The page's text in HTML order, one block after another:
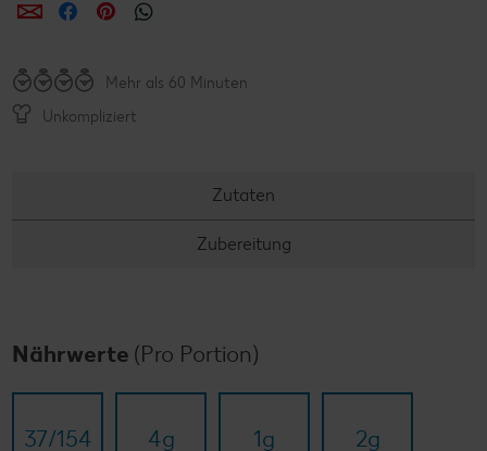
per E-Mail teilen
per Facebook teilen
per Pinterest teilen
Mehr als 60 Minuten
Unkompliziert
Zutaten
Zubereitung
Nährwerte (Pro Portion)
37/​154 4g 1g 2g